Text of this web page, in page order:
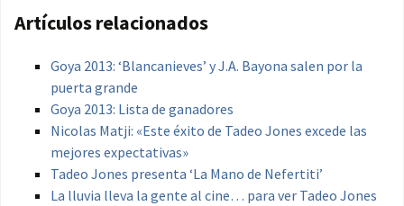
Artículos relacionados
Goya 2013: ‘Blancanieves’ y J.A. Bayona salen por la
puerta grande
Goya 2013: Lista de ganadores
Nicolas Matji: «Este éxito de Tadeo Jones excede las
mejores expectativas»
Tadeo Jones presenta ‘La Mano de Nefertiti’
La lluvia lleva la gente al cine… para ver Tadeo Jones